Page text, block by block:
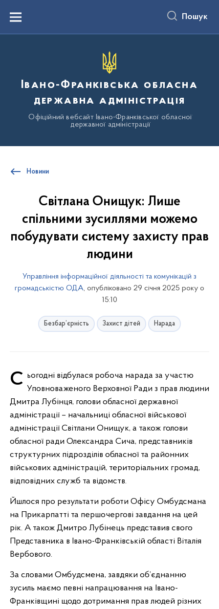
вмістуMenu Пошук
Івано-Франківська обласна
державна адміністрація
Офіційний вебсайт Івано-Франківської обласної
державної адміністрації
Новини
Світлана Онищук: Лише
спільними зусиллями можемо
побудувати систему захисту прав
людини
Управління інформаційної діяльності та комунікацій з
громадськістю ОДА, опубліковано 29 січня 2025 року о
15:10
Безбар’єрність Захист дітей Нарада
Сьогодні відбулася робоча нарада за участю Уповноваженого Верховної Ради з прав людини
Дмитра Лубінця, голови обласної державної
адміністрації – начальниці обласної військової
адміністрації Світлани Онищук, а також голови
обласної ради Олександра Сича, представників
структурних підрозділів обласної та районних
військових адміністрацій, територіальних громад,
відповідних служб та відомств.
Йшлося про результати роботи Офісу Омбудсмана
на Прикарпатті та першочергові завдання на цей
рік. А також Дмитро Лубінець представив свого
Представника в Івано-Франківській області Віталія
Вербового.
За словами Омбудсмена, завдяки об’єднанню
зусиль маємо певні напрацювання на Івано-
Франківщині щодо дотримання прав людей різних